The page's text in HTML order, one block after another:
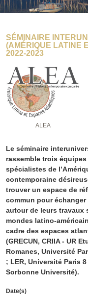
SÉMINAIRE
(AMÉRIQUE LATINE
2022-2023
ALEA
Le séminaire
rassemble trois équipes
spécialistes de
contemporaine
trouver un espace de
commun pour
autour de leurs travaux
mondes latino-
cadre des espaces
(GRECUN, CRIIA - UR
Romanes, Université
; LER, Université Paris 8
Sorbonne Université).
Date(s)